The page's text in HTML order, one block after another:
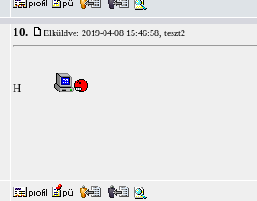
10. Elküldve: 2019-04-08 15:46:58, teszt2
H